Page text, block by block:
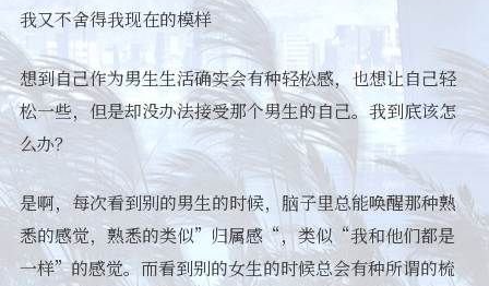
我又不舍得我现在的模样
想到自己作为男生生活确实会有种轻松感，也想让自己轻
松一些，但是却没办法接受那个男生的自己。我到底该怎
么办？
是啊，每次看到别的男生的时候，脑子里总能唤醒那种熟
悉的感觉，熟悉的类似”归属感“，类似“我和他们都是
一样”的感觉。而看到别的女生的时候总会有种所谓的梳